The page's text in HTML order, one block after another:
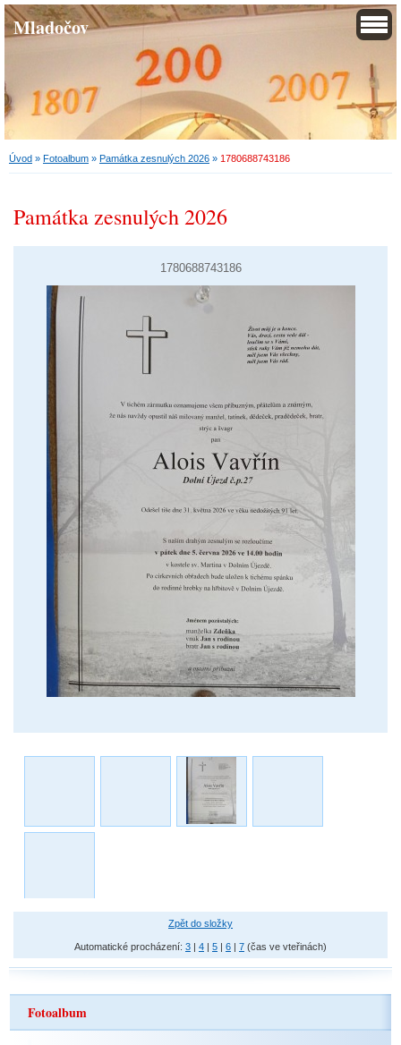
Mladočov
Úvod » Fotoalbum » Památka zesnulých 2026 » 1780688743186
Památka zesnulých 2026
1780688743186
Zpět do složky
Automatické procházení: 3 | 4 | 5 | 6 | 7 (čas ve vteřinách)
Fotoalbum